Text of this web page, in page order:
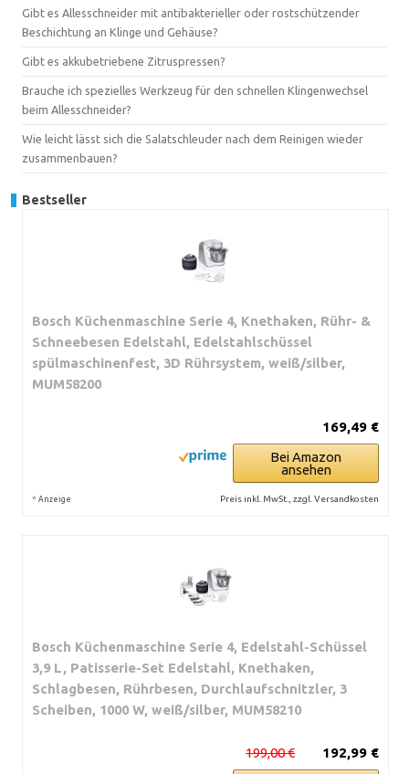
Gibt es Allesschneider mit antibakterieller oder rostschützender
Beschichtung an Klinge und Gehäuse?
Gibt es akkubetriebene Zitruspressen?
Brauche ich spezielles Werkzeug für den schnellen Klingenwechsel
beim Allesschneider?
Wie leicht lässt sich die Salatschleuder nach dem Reinigen wieder
zusammenbauen?
Bestseller
Bosch Küchenmaschine Serie 4, Knethaken, Rühr- &
Schneebesen Edelstahl, Edelstahlschüssel
spülmaschinenfest, 3D Rührsystem, weiß/silber,
MUM58200
169,49 €
Bei Amazon
ansehen
* Anzeige Preis inkl. MwSt., zzgl. Versandkosten
Bosch Küchenmaschine Serie 4, Edelstahl-Schüssel
3,9 L, Patisserie-Set Edelstahl, Knethaken,
Schlagbesen, Rührbesen, Durchlaufschnitzler, 3
Scheiben, 1000 W, weiß/silber, MUM58210
192,99 €
199,00 €